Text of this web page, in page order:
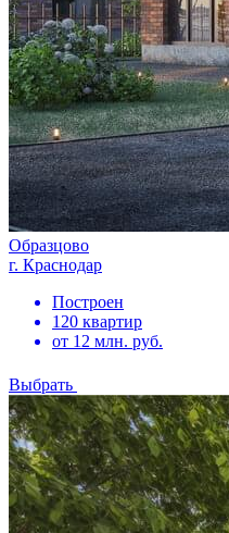
Образцово
г. Краснодар
Построен
120 квартир
от 12 млн. руб.
Выбрать